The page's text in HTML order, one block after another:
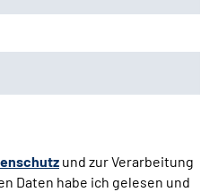
und zur Verarbeitung
Daten habe ich gelesen und